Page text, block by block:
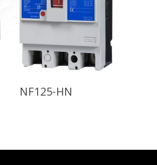
NF125-HN